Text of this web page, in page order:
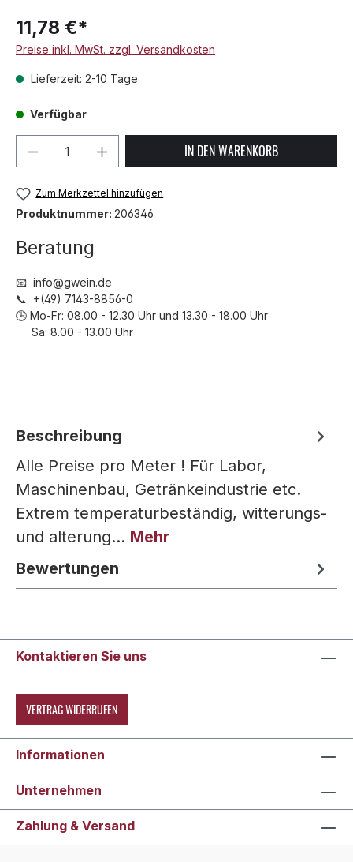
11,78 €*
Preise inkl. MwSt. zzgl. Versandkosten
Lieferzeit: 2-10 Tage
Verfügbar
Produkt Anzahl: Gib denIN DEN WARENKORB
Zum Merkzettel hinzufügen
Produktnummer: 206346
Beratung
📧 info@gwein.de
📞 +(49) 7143-8856-0
🕒 Mo-Fr: 08.00 - 12.30 Uhr und 13.30 - 18.00 Uhr
Sa: 8.00 - 13.00 Uhr
Beschreibung
Alle Preise pro Meter ! Für Labor,
Maschinenbau, Getränkeindustrie etc.
Extrem temperaturbeständig, witterungs-
und alterung… Mehr
Bewertungen
Kontaktieren Sie uns
VERTRAG WIDERRUFEN
Informationen
Unternehmen
Zahlung & Versand